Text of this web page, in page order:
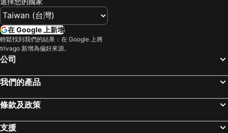
苗栗縣飯店
彰化地區飯店
台灣飯店
新北市飯店
澳門飯店
京都府飯店
在 Google 上新增
輕鬆找到我們的結果：在 Google 上將
trivago 新增為偏好來源。
公司
我們的產品
條款及政策
支援